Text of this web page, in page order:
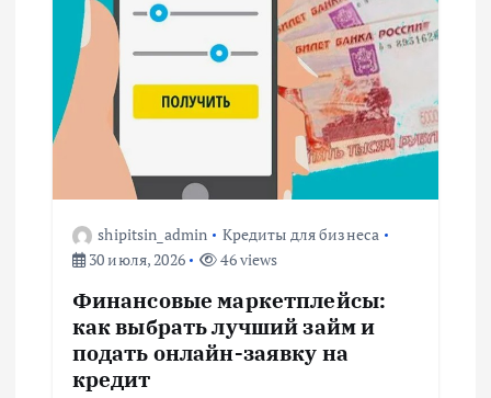
п
shipitsin_admin
Кредиты для бизнеса
30 июля, 2026
46 views
Финансовые маркетплейсы:
как выбрать лучший займ и
подать онлайн-заявку на
кредит